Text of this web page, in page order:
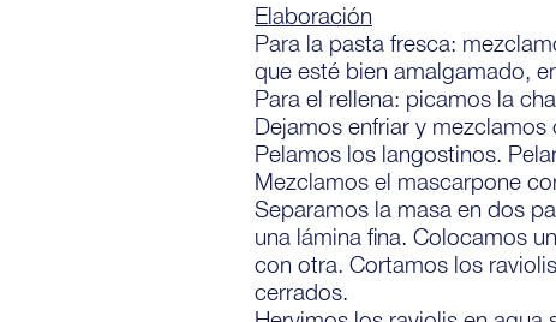
Elaboración
Para la pasta fresca:
que esté bien amalgamado,
Para el rellena: picamos la
Dejamos enfriar y mezclamos
Pelamos los langostinos.
Mezclamos el mascarpone
Separamos la masa en dos
una lámina fina. Colocamos
con otra. Cortamos los
cerrados.